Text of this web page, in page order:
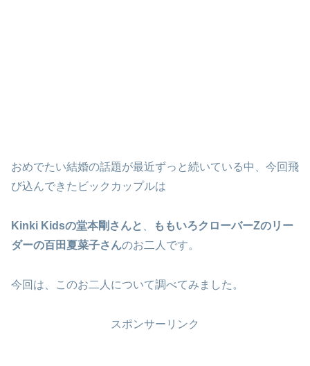
おめでたい結婚の話題が最近ずっと続いている中、今回飛
び込んできたビックカップルは
Kinki Kidsの堂本剛さんと
ももいろクローバーZのリー
ダーの百田夏菜子さんのお二人です。
今回は、このお二人について調べてみました。
スポンサーリンク